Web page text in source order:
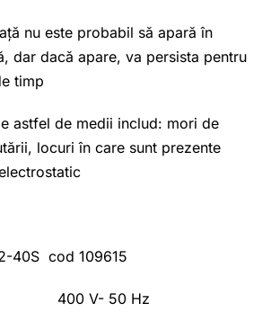
nu este probabil să apară în
dar dacă apare, va persista pentru
timp
astfel de medii includ: mori de
locuri în care sunt prezente
40S cod 109615
V- 50 Hz